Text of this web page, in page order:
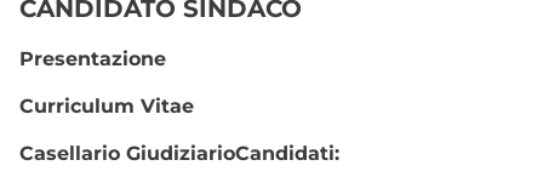
CANDIDATO SINDACO
Presentazione
Curriculum Vitae
Casellario GiudiziarioCandidati: